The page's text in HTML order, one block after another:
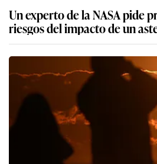
Un experto de la NASA pide
riesgos del impacto de un